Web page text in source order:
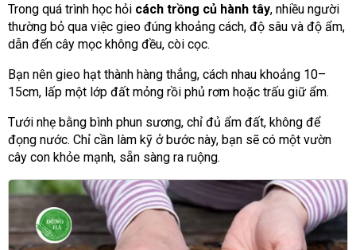
Trong quá trình học hỏi cách trồng củ hành tây, nhiều người
thường bỏ qua việc gieo đúng khoảng cách, độ sâu và độ ẩm,
dẫn đến cây mọc không đều, còi cọc.
Bạn nên gieo hạt thành hàng thẳng, cách nhau khoảng 10–
15cm, lấp một lớp đất mỏng rồi phủ rơm hoặc trấu giữ ẩm.
Tưới nhẹ bằng bình phun sương, chỉ đủ ẩm đất, không để
đọng nước. Chỉ cần làm kỹ ở bước này, bạn sẽ có một vườn
cây con khỏe mạnh, sẵn sàng ra ruộng.